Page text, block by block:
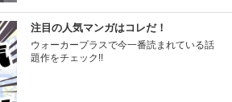
注目の人気マンガはコレだ！
ウォーカープラスで今一番読まれている話
題作をチェック!!